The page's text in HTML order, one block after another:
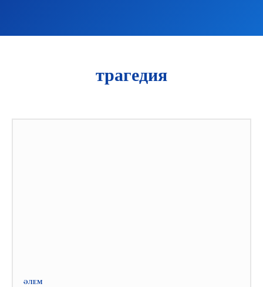
трагедия
ӘЛЕМ